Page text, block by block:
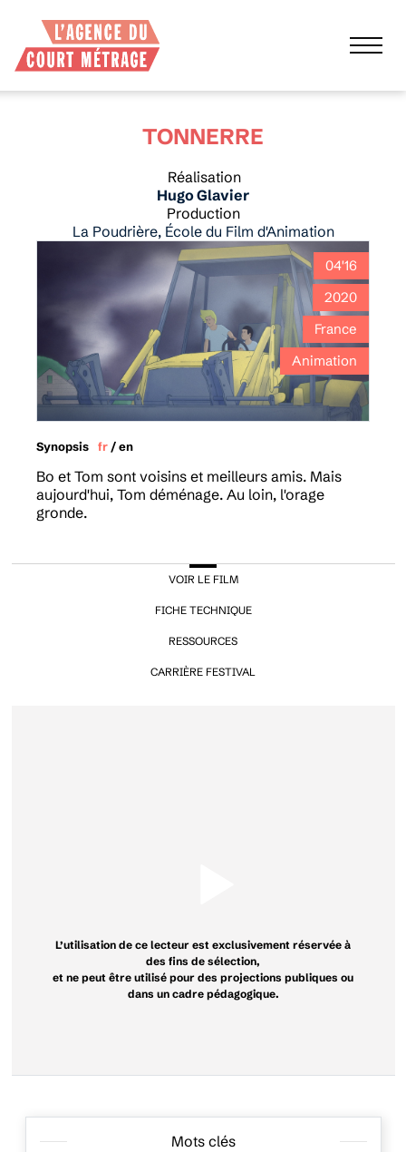
TONNERRE
Réalisation
Hugo Glavier
Production
La Poudrière, École du Film d'Animation
04'16
2020
France
Animation
Synopsis fr/en
Bo et Tom sont voisins et meilleurs amis. Mais
aujourd'hui, Tom déménage. Au loin, l'orage
gronde.
VOIR LE FILM
FICHE TECHNIQUE
RESSOURCES
CARRIÈRE FESTIVAL
L’utilisation de ce lecteur est exclusivement réservée à
des fins de sélection,
et ne peut être utilisé pour des projections publiques ou
dans un cadre pédagogique.
Mots clés